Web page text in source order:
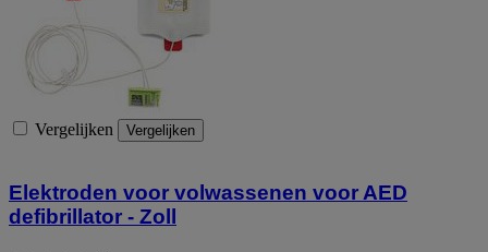
Vergelijken Vergelijken
Elektroden voor volwassenen voor AED
defibrillator - Zoll